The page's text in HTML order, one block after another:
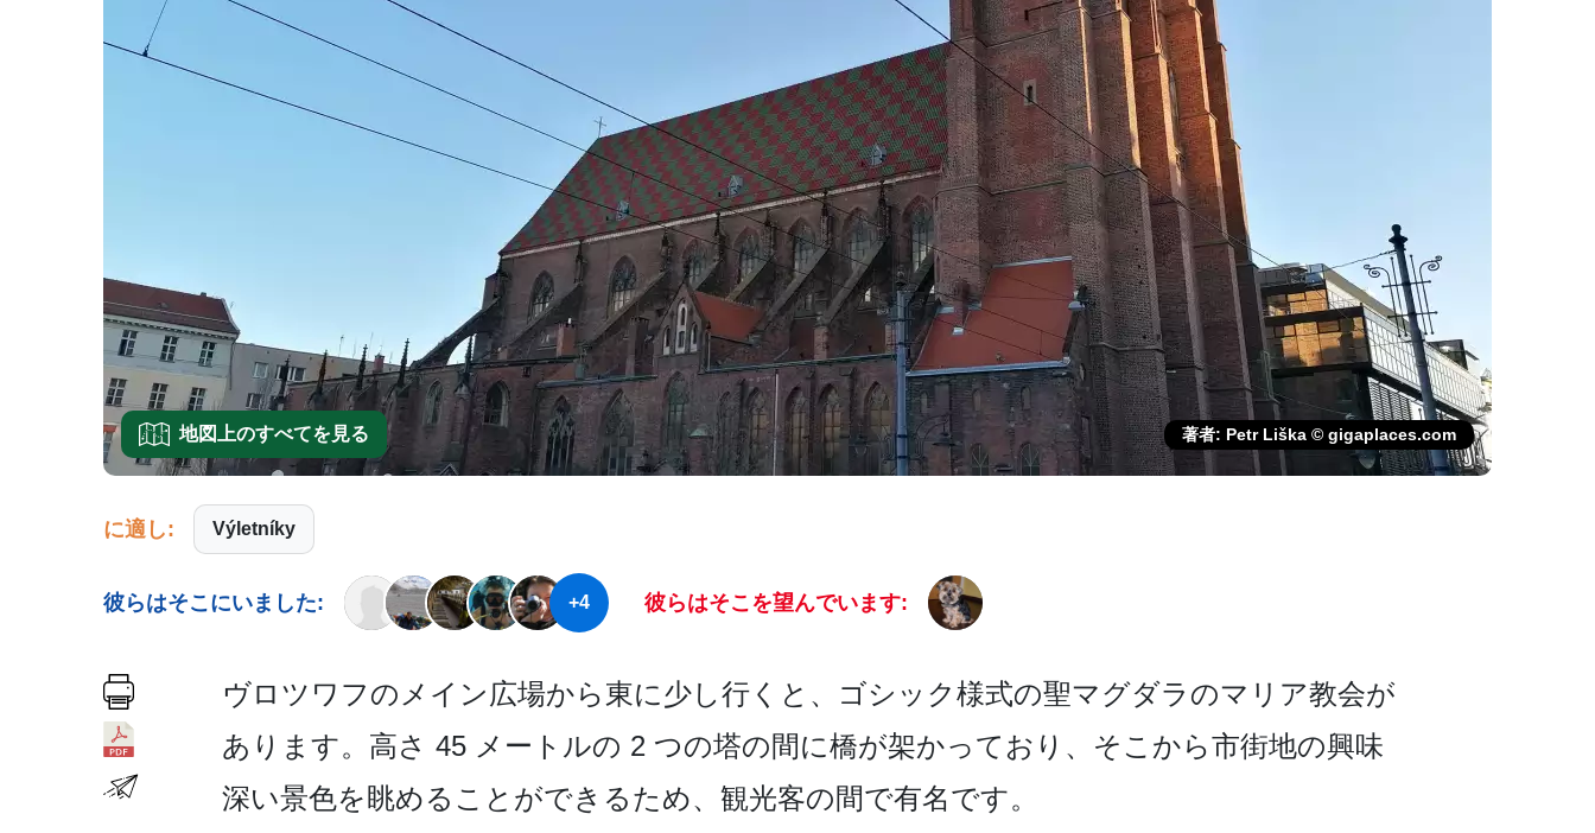
地図上のすべてを見る 著者: Petr Liška © gigaplaces.com
に適し: Výletníky
彼らはそこにいました: +4 彼らはそこを望んでいます:
ヴロツワフのメイン広場から­東に少し行くと、ゴシック様式の聖マグダラのマリア­教会が
あります。高さ 45 メートルの 2 つの塔の間に橋が架かってお­り、そこから市街地の興味
深い景色を眺めることがで­きるため、観光客の間で有名です。